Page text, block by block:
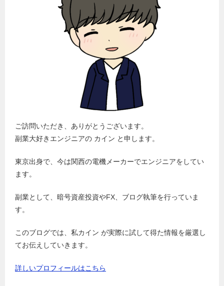
ご訪問いただき、ありがとうございます。
副業大好きエンジニアの カイン と申します。
東京出身で、今は関西の電機メーカーでエンジニアをしてい
ます。
副業として、暗号資産投資やFX、ブログ執筆を行っていま
す。
このブログでは、私カイン が実際に試して得た情報を厳選し
てお伝えしていきます。
詳しいプロフィールはこちら